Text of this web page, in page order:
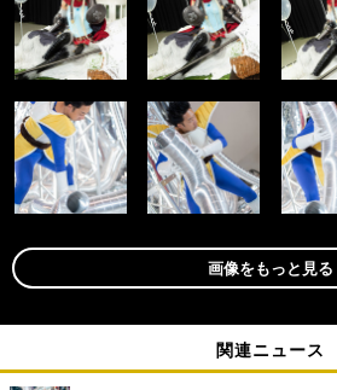
画像をもっと見る
関連ニュース